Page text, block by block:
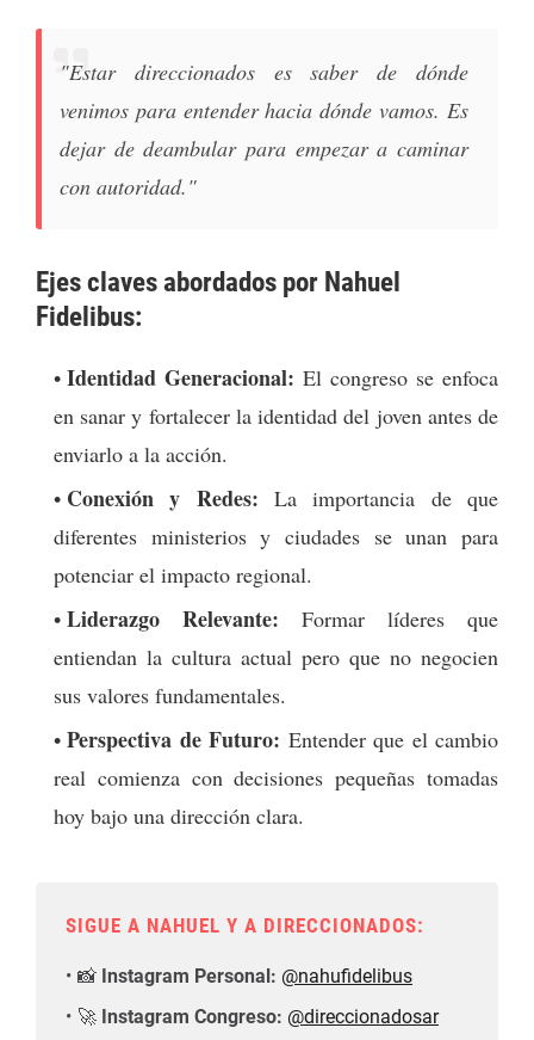
"Estar direccionados es saber de dónde
venimos para entender hacia dónde vamos. Es
dejar de deambular para empezar a caminar
con autoridad."
Ejes claves abordados por Nahuel
Fidelibus:
Identidad Generacional: El congreso se enfoca
en sanar y fortalecer la identidad del joven antes de
enviarlo a la acción.
Conexión y Redes: La importancia de que
diferentes ministerios y ciudades se unan para
potenciar el impacto regional.
Liderazgo Relevante: Formar líderes que
entiendan la cultura actual pero que no negocien
sus valores fundamentales.
Perspectiva de Futuro: Entender que el cambio
real comienza con decisiones pequeñas tomadas
hoy bajo una dirección clara.
SIGUE A NAHUEL Y A DIRECCIONADOS:
📸 Instagram Personal: @nahufidelibus
🚀 Instagram Congreso: @direccionadosar